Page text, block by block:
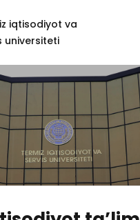
iqtisodiyot va
universiteti